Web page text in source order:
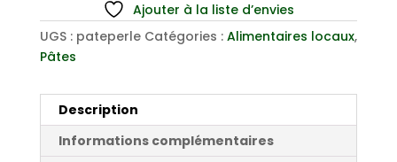
Ajouter à la liste d’envies
UGS : pateperle Catégories : Alimentaires locaux,
Pâtes
Description
Informations complémentaires